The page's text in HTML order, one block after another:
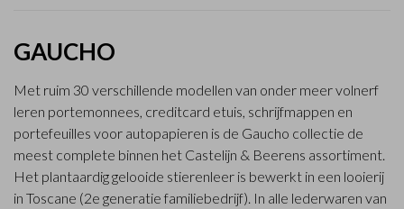
GAUCHO
Met ruim 30 verschillende modellen van onder meer volnerf
leren portemonnees, creditcard etuis, schrijfmappen en
portefeuilles voor autopapieren is de Gaucho collectie de
meest complete binnen het Castelijn & Beerens assortiment.
Het plantaardig gelooide stierenleer is bewerkt in een looierij
in Toscane (2e generatie familiebedrijf). In alle lederwaren van